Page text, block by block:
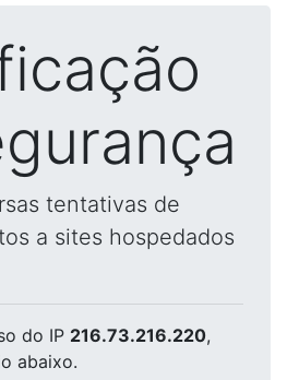
tentativas de
a sites hospedados
do IP 216.73.216.220,
abaixo.